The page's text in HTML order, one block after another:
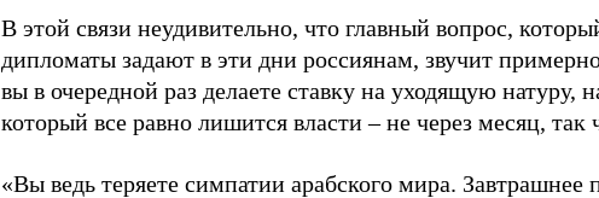
В этой связи неудивительно, что главный вопрос,
дипломаты задают в эти дни россиянам, звучит
вы в очередной раз делаете ставку на уходящую натуру,
который все равно лишится власти – не через месяц, так
«Вы ведь теряете симпатии арабского мира. Завтрашнее